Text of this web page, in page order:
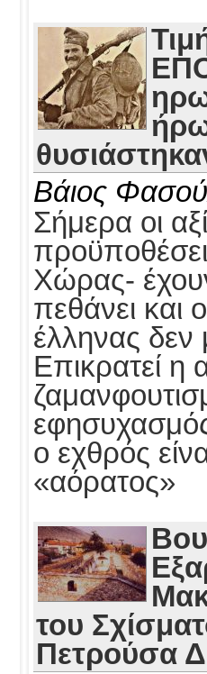
Βάιος
Σήμερα οι
Χώρας-
πεθάνει και
έλληνας δεν
Επικρατεί η
ο εχθρός
«αόρατος»
του
Πετρούσα